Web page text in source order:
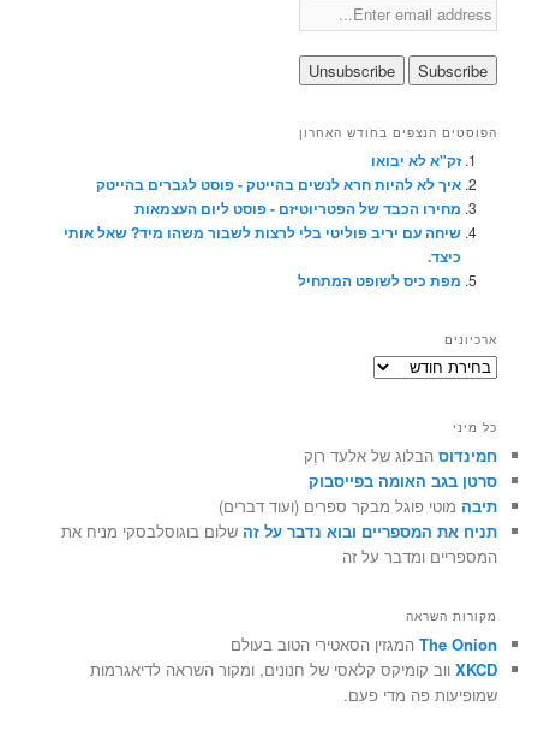
הפוסטים הנצפים בחודש האחרון
זק"א לא יבואו
איך לא להיות חרא לנשים בהייטק - פוסט לגברים בהייטק
מחירו הכבד של הפטריוטיזם - פוסט ליום העצמאות
שיחה עם יריב פוליטי בלי לרצות לשבור משהו מיד? שאל אותי
כיצד.
מפת כיס לשופט המתחיל
ארכיונים
ארכיונים
כל מיני
חמינדוס הבלוג של אלעד רוֶק
סרטן בגב האומה בפייסבוק
תיבה מוטי פוגל מבקר ספרים (ועוד דברים)
תניח את המספריים ובוא נדבר על זה שלום בוגוסלבסקי מניח את
המספריים ומדבר על זה
מקורות השראה
The Onion המגזין הסאטירי הטוב בעולם
XKCD ווב קומיקס קלאסי של חנונים, ומקור השראה לדיאגרמות
שמופיעות פה מדי פעם.